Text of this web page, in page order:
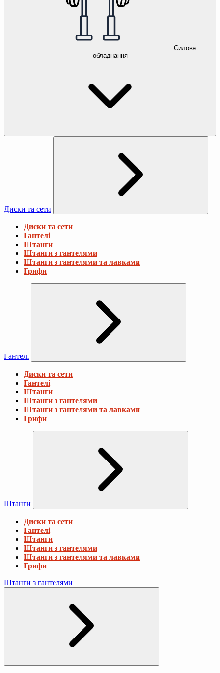
Силове
обладнання
Диски та сети
Диски та сети
Гантелі
Штанги
Штанги з гантелями
Штанги з гантелями та лавками
Грифи
Гантелі
Диски та сети
Гантелі
Штанги
Штанги з гантелями
Штанги з гантелями та лавками
Грифи
Штанги
Диски та сети
Гантелі
Штанги
Штанги з гантелями
Штанги з гантелями та лавками
Грифи
Штанги з гантелями